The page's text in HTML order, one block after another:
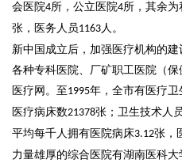
会医院4所，公立医院4所，其余
张，医务人员1163人。
新中国成立后，加强医疗机构的建
各种专科医院、厂矿职工医院（
医疗网。至 1995年，全市有医疗卫
医疗病床数21378张；卫生技术人
平均每千人拥有医院病床3.12张，
力量雄厚的综合医院有湖南医科